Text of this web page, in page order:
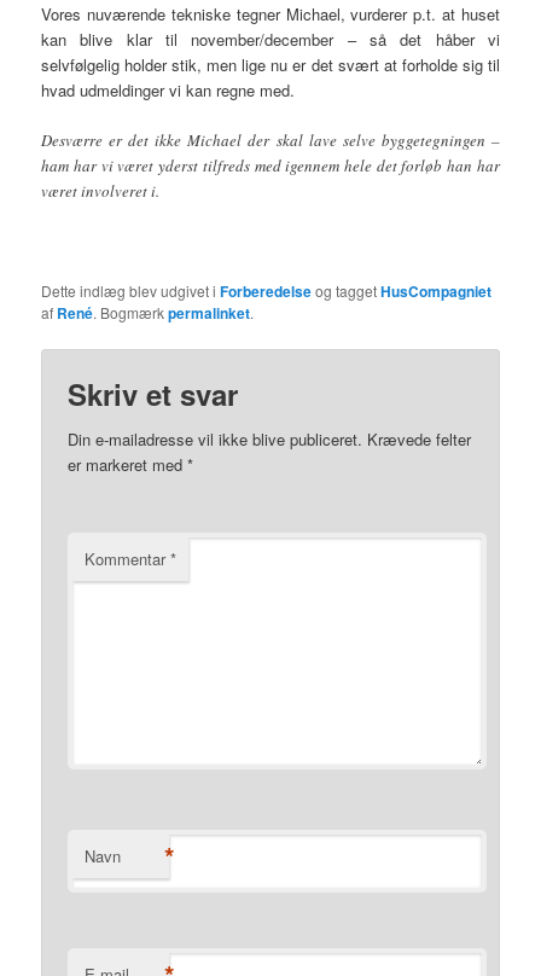
Vores nuværende tekniske tegner Michael, vurderer p.t. at huset
kan blive klar til november/december – så det håber vi
selvfølgelig holder stik, men lige nu er det svært at forholde sig til
hvad udmeldinger vi kan regne med.
Desværre er det ikke Michael der skal lave selve byggetegningen –
ham har vi været yderst tilfreds med igennem hele det forløb han har
været involveret i.
Dette indlæg blev udgivet iForberedelseog taggetHusCompagniet
af René. Bogmærkpermalinket.
Skriv et svar
Din e-mailadresse vil ikke blive publiceret. Krævede felter
er markeret med*
Kommentar*
Navn *